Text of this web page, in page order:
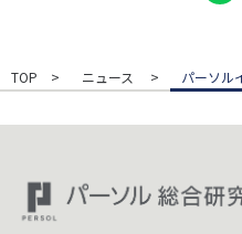
TOP ニュース パーソル